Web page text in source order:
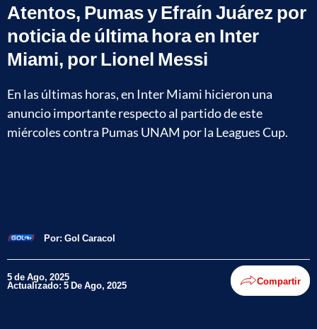
Atentos, Pumas y Efraín Juárez por
noticia de última hora en Inter
Miami, por Lionel Messi
En las últimas horas, en Inter Miami hicieron una
anuncio importante respecto al partido de este
miércoles contra Pumas UNAM por la Leagues Cup.
Por: Gol Caracol
5 de Ago, 2025
Actualizado: 5 De Ago, 2025 Compartir